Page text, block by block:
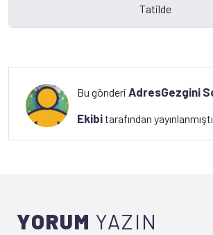
Bu gönderiAdresGezgini
Ekibitarafından
YORUM YAZIN